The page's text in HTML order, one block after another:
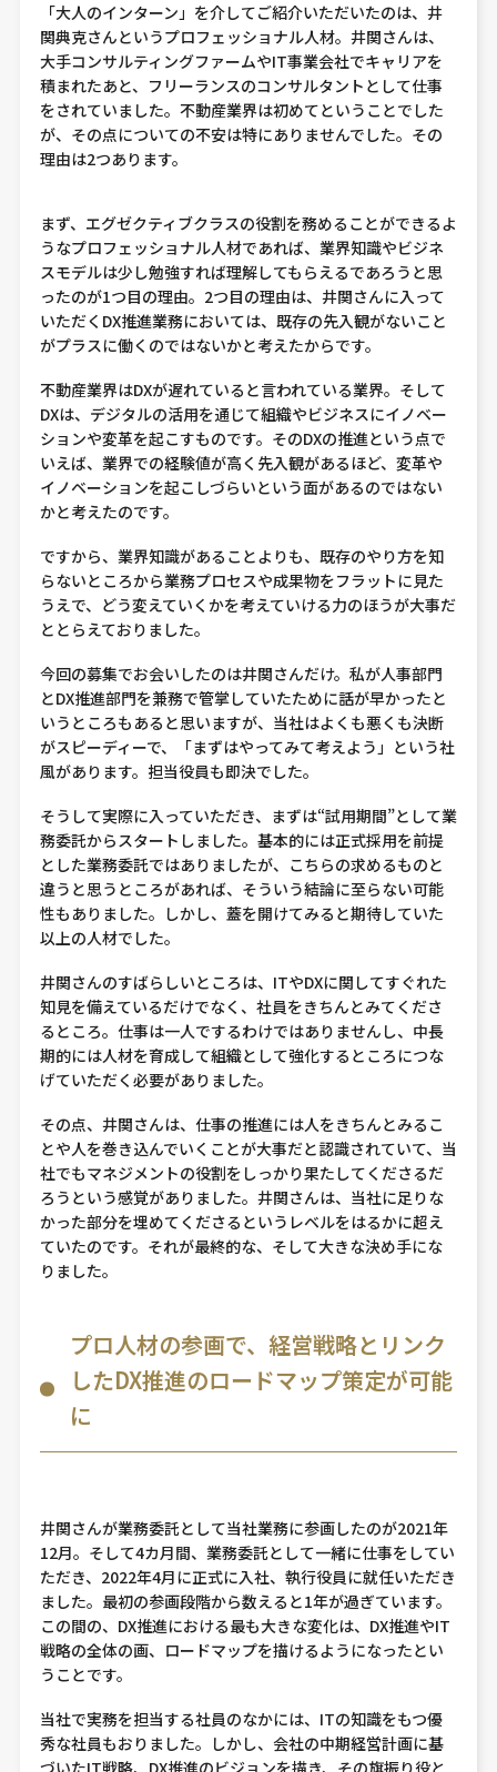
「大人のインターン」を介してご紹介いただいたのは、井
関典克さんというプロフェッショナル人材。井関さんは、
大手コンサルティングファームやIT事業会社でキャリアを
積まれたあと、フリーランスのコンサルタントとして仕事
をされていました。不動産業界は初めてということでした
が、その点についての不安は特にありませんでした。その
理由は2つあります。
まず、エグゼクティブクラスの役割を務めることができるよ
うなプロフェッショナル人材であれば、業界知識やビジネ
スモデルは少し勉強すれば理解してもらえるであろうと思
ったのが1つ目の理由。2つ目の理由は、井関さんに入って
いただくDX推進業務においては、既存の先入観がないこと
がプラスに働くのではないかと考えたからです。
不動産業界はDXが遅れていると言われている業界。そして
DXは、デジタルの活用を通じて組織やビジネスにイノベー
ションや変革を起こすものです。そのDXの推進という点で
いえば、業界での経験値が高く先入観があるほど、変革や
イノベーションを起こしづらいという面があるのではない
かと考えたのです。
ですから、業界知識があることよりも、既存のやり方を知
らないところから業務プロセスや成果物をフラットに見た
うえで、どう変えていくかを考えていける力のほうが大事だ
ととらえておりました。
今回の募集でお会いしたのは井関さんだけ。私が人事部門
とDX推進部門を兼務で管掌していたために話が早かったと
いうところもあると思いますが、当社はよくも悪くも決断
がスピーディーで、「まずはやってみて考えよう」という社
風があります。担当役員も即決でした。
そうして実際に入っていただき、まずは“試用期間”として業
務委託からスタートしました。基本的には正式採用を前提
とした業務委託ではありましたが、こちらの求めるものと
違うと思うところがあれば、そういう結論に至らない可能
性もありました。しかし、蓋を開けてみると期待していた
以上の人材でした。
井関さんのすばらしいところは、ITやDXに関してすぐれた
知見を備えているだけでなく、社員をきちんとみてくださ
るところ。仕事は一人でするわけではありませんし、中長
期的には人材を育成して組織として強化するところにつな
げていただく必要がありました。
その点、井関さんは、仕事の推進には人をきちんとみるこ
とや人を巻き込んでいくことが大事だと認識されていて、当
社でもマネジメントの役割をしっかり果たしてくださるだ
ろうという感覚がありました。井関さんは、当社に足りな
かった部分を埋めてくださるというレベルをはるかに超え
ていたのです。それが最終的な、そして大きな決め手にな
りました。
プロ人材の参画で、経営戦略とリンク
したDX推進のロードマップ策定が可能
に
井関さんが業務委託として当社業務に参画したのが2021年
12月。そして4カ月間、業務委託として一緒に仕事をしてい
ただき、2022年4月に正式に入社、執行役員に就任いただき
ました。最初の参画段階から数えると1年が過ぎています。
この間の、DX推進における最も大きな変化は、DX推進やIT
戦略の全体の画、ロードマップを描けるようになったとい
うことです。
当社で実務を担当する社員のなかには、ITの知識をもつ優
秀な社員もおりました。しかし、会社の中期経営計画に基